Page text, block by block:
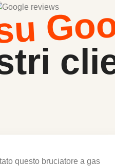
questo bruciatore a gas